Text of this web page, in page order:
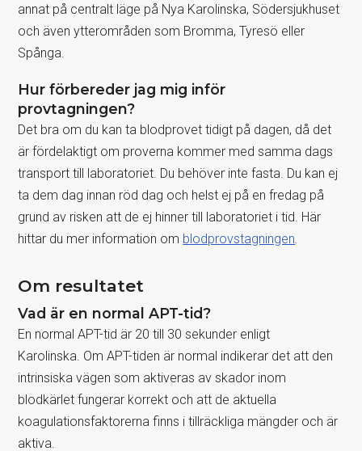
annat på centralt läge på Nya Karolinska, Södersjukhuset
och även ytterområden som Bromma, Tyresö eller
Spånga.
Hur förbereder jag mig inför
provtagningen?
Det bra om du kan ta blodprovet tidigt på dagen, då det
är fördelaktigt om proverna kommer med samma dags
transport till laboratoriet. Du behöver inte fasta. Du kan ej
ta dem dag innan röd dag och helst ej på en fredag på
grund av risken att de ej hinner till laboratoriet i tid. Här
hittar du mer information om blodprovstagningen
Om resultatet
Vad är en normal APT-tid?
En normal APT-tid är 20 till 30 sekunder enligt
Karolinska. Om APT-tiden är normal indikerar det att den
intrinsiska vägen som aktiveras av skador inom
blodkärlet fungerar korrekt och att de aktuella
koagulationsfaktorerna finns i tillräckliga mängder och är
aktiva.